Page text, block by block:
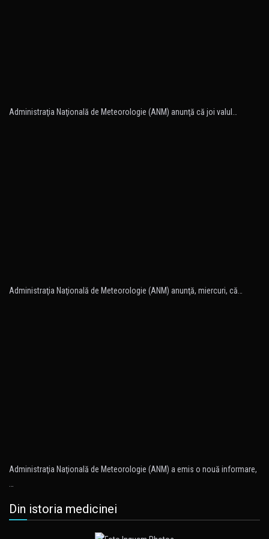
Administraţia Naţională de Meteorologie (ANM) anunţă că joi valul…
Administraţia Naţională de Meteorologie (ANM) anunţă, miercuri, că…
Administraţia Naţională de Meteorologie (ANM) a emis o nouă informare,
Din istoria medicinei